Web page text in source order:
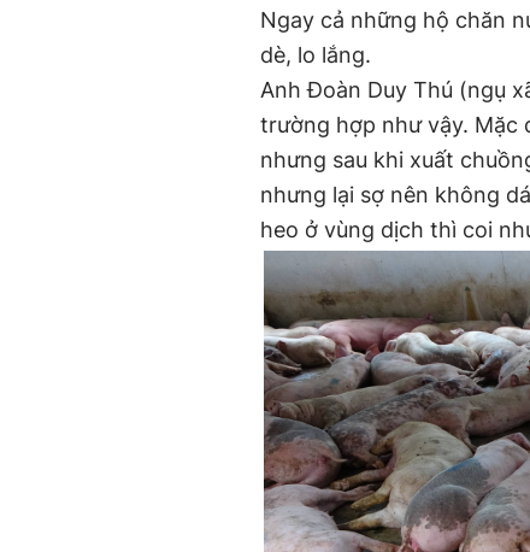
Ngay cả những hộ chăn
dè, lo lắng.
Anh Đoàn Duy Thú (ngụ
trường hợp như vậy. Mặc
nhưng sau khi xuất
nhưng lại sợ nên không
heo ở vùng dịch thì coi